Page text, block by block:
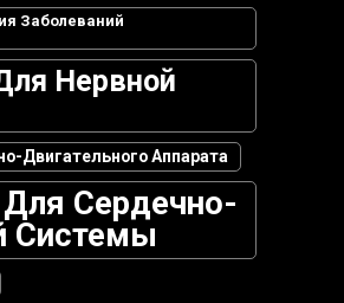
Заболеваний
Нервной
Двигательного Аппарата
Сердечно-
Системы